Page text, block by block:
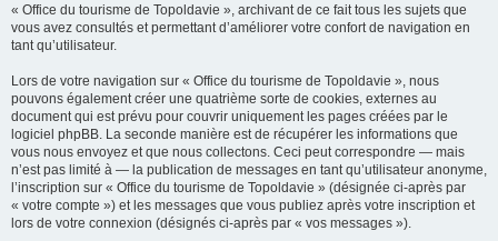
« Office du tourisme de Topoldavie », archivant de ce fait tous les sujets que
vous avez consultés et permettant d’améliorer votre confort de navigation en
tant qu’utilisateur.
Lors de votre navigation sur « Office du tourisme de Topoldavie », nous
pouvons également créer une quatrième sorte de cookies, externes au
document qui est prévu pour couvrir uniquement les pages créées par le
logiciel phpBB. La seconde manière est de récupérer les informations que
vous nous envoyez et que nous collectons. Ceci peut correspondre — mais
n’est pas limité à — la publication de messages en tant qu’utilisateur anonyme,
l’inscription sur « Office du tourisme de Topoldavie » (désignée ci-après par
« votre compte ») et les messages que vous publiez après votre inscription et
lors de votre connexion (désignés ci-après par « vos messages »).